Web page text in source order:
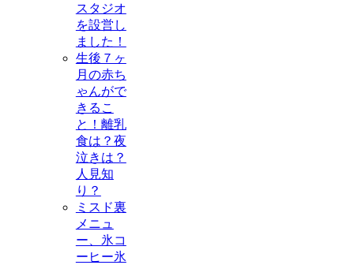
スタジオ
を設営し
ました！
生後７ヶ
月の赤ち
ゃんがで
きるこ
と！離乳
食は？夜
泣きは？
人見知
り？
ミスド裏
メニュ
ー、氷コ
ーヒー氷